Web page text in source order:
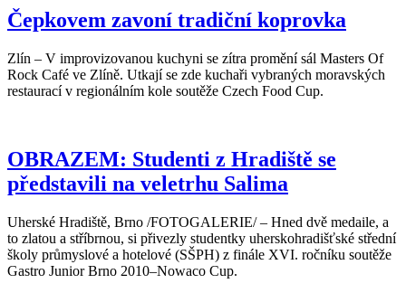
Čepkovem zavoní tradiční koprovka
Zlín – V improvizovanou kuchyni se zítra promění sál Masters Of
Rock Café ve Zlíně. Utkají se zde kuchaři vybraných moravských
restaurací v regionálním kole soutěže Czech Food Cup.
OBRAZEM: Studenti z Hradiště se
představili na veletrhu Salima
Uherské Hradiště, Brno /FOTOGALERIE/ – Hned dvě medaile, a
to zlatou a stříbrnou, si přivezly studentky uherskohradišťské střední
školy průmyslové a hotelové (SŠPH) z finále XVI. ročníku soutěže
Gastro Junior Brno 2010–Nowaco Cup.